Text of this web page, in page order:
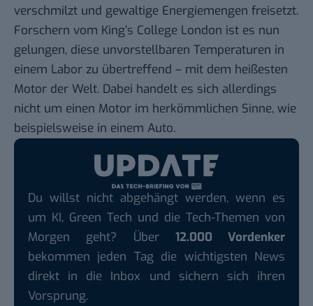
verschmilzt und gewaltige Energiemengen freisetzt.
Forschern vom King’s College London ist es nun
gelungen, diese unvorstellbaren Temperaturen in
einem Labor zu übertreffend – mit dem heißesten
Motor der Welt. Dabei handelt es sich allerdings
nicht um einen Motor im herkömmlichen Sinne, wie
beispielsweise in einem Auto.
Du willst nicht abgehängt werden, wenn es
um KI, Green Tech und die Tech-Themen von
Morgen geht? Über 12.000 Vordenker
bekommen jeden Tag die wichtigsten News
direkt in die Inbox und sichern sich ihren
Vorsprung.